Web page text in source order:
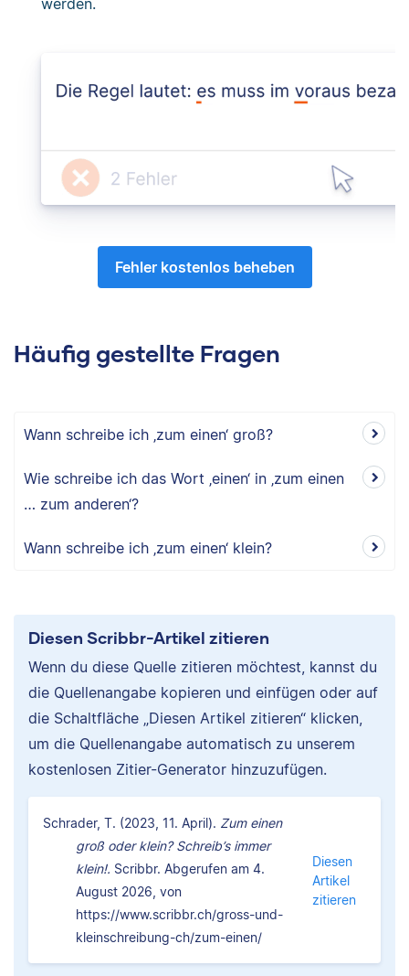
werden.
Fehler kostenlos beheben
Häufig gestellte Fragen
Wann schreibe ich ‚zum einen‘ groß?
Wie schreibe ich das Wort ‚einen‘ in ‚zum einen
… zum anderen‘?
Wann schreibe ich ‚zum einen‘ klein?
Diesen Scribbr-Artikel zitieren
Wenn du diese Quelle zitieren möchtest, kannst du
die Quellenangabe kopieren und einfügen oder auf
die Schaltfläche „Diesen Artikel zitieren“ klicken,
um die Quellenangabe automatisch zu unserem
kostenlosen Zitier-Generator hinzuzufügen.
Schrader, T. (2023, 11. April). Zum einen
groß oder klein? Schreib’s immer
klein!. Scribbr. Abgerufen am 4.
August 2026, von
https://www.scribbr.ch/gross-und-
kleinschreibung-ch/zum-einen/
Diesen
Artikel
zitieren